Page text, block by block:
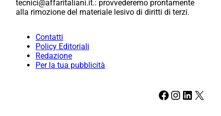
tecnici@affaritaliani.it.: provvederemo prontamente
alla rimozione del materiale lesivo di diritti di terzi.
Contatti
Policy Editoriali
Redazione
Per la tua pubblicità
Facebook Instagram LinkedIn X